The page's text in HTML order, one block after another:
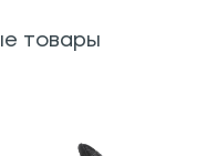
товары